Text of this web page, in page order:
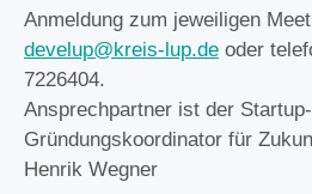
Anmeldung zum jeweiligen
develup@kreis-lup.de oder
7226404.
Ansprechpartner ist der
Gründungskoordinator für
Henrik Wegner